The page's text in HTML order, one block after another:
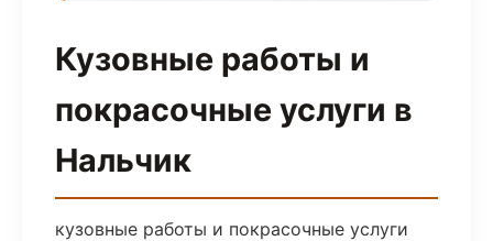
Кузовные работы и
покрасочные услуги в
Нальчик
кузовные работы и покрасочные услуги